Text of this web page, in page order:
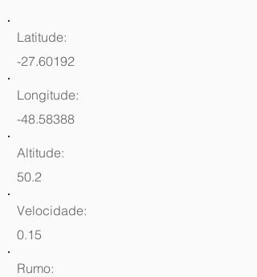
Latitude:
-27.60192
Longitude:
-48.58388
Altitude:
50.2
Velocidade:
0.15
Rumo: